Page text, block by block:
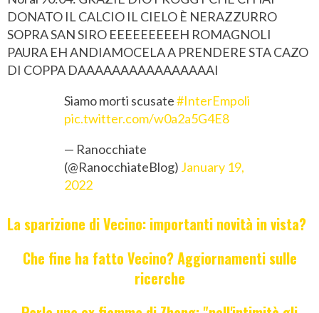
DONATO IL CALCIO IL CIELO È NERAZZURRO
SOPRA SAN SIRO EEEEEEEEEH ROMAGNOLI
PAURA EH ANDIAMOCELA A PRENDERE STA CAZO
DI COPPA DAAAAAAAAAAAAAAAAI
Siamo morti scusate#InterEmpoli
pic.twitter.com/w0a2a5G4E8
— Ranocchiate
(@RanocchiateBlog) January 19,
2022
La sparizione di Vecino: importanti novità in vista?
Che fine ha fatto Vecino? Aggiornamenti sulle
ricerche